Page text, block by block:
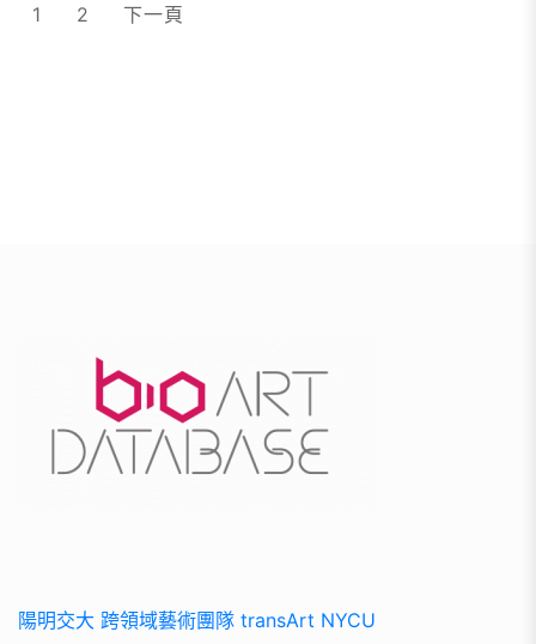
文
1 2 下一頁
陽明交大 跨領域藝術團隊 transArt NYCU